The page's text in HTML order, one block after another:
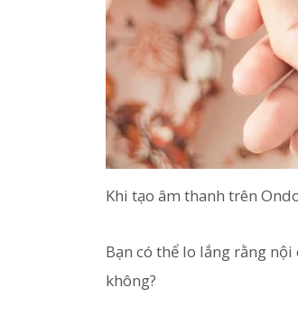
Khi tạo âm thanh trên
Bạn có thể lo lắng rằng
không?